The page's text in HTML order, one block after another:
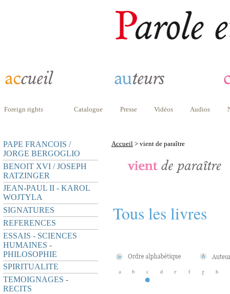
Foreign rights Catalogue Presse Vidéos Audios
PAPE FRANCOIS /
JORGE BERGOGLIO
BENOIT XVI / JOSEPH
RATZINGER
JEAN-PAUL II - KAROL
WOJTYLA
SIGNATURES
REFERENCES
ESSAIS - SCIENCES
HUMAINES -
PHILOSOPHIE
SPIRITUALITE
TEMOIGNAGES -
RECITS
Accueil > vient de paraître
Tous les livres
a b c d e f g h